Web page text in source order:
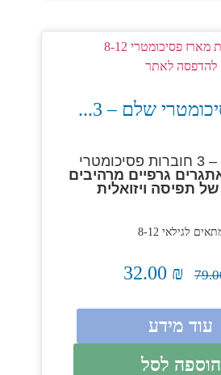
שלם – 3...
מארז מלא – 3 חוברות פסיכומטרי
גרפיים מרהיבים
של תפיסה ויזואלית
לגילאי 8-12
₪
עוד מידע
הוספה לסל